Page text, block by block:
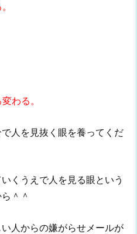
わる。
人を見抜く眼を養ってくだ
くうえで人を見る眼という
＾＾
人からの嫌がらせメールが